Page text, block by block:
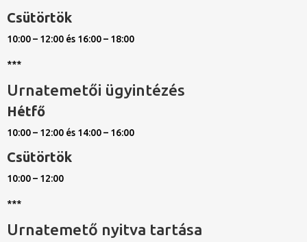
Csütörtök
10:00 – 12:00 és 16:00 – 18:00
***
Urnatemetői ügyintézés
Hétfő
10:00 – 12:00 és 14:00 – 16:00
Csütörtök
10:00 – 12:00
***
Urnatemető nyitva tartása